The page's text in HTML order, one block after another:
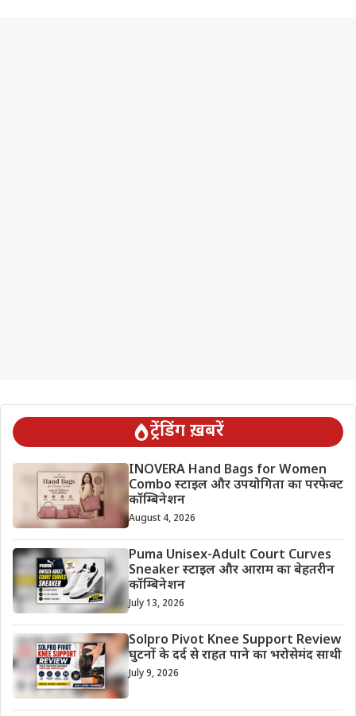
ट्रेंडिंग ख़बरें
INOVERA Hand Bags for Women
Combo स्टाइल और उपयोगिता का परफेक्ट
कॉम्बिनेशन
August 4, 2026
Puma Unisex-Adult Court Curves
Sneaker स्टाइल और आराम का बेहतरीन
कॉम्बिनेशन
July 13, 2026
Solpro Pivot Knee Support Review
घुटनों के दर्द से राहत पाने का भरोसेमंद साथी
July 9, 2026